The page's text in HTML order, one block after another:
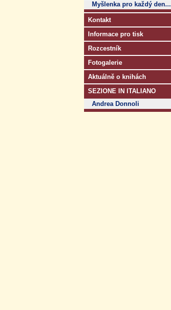
Myšlenka pro každý den...
Kontakt
Informace pro tisk
Rozcestník
Fotogalerie
Aktuálně o knihách
SEZIONE IN ITALIANO
Andrea Donnoli